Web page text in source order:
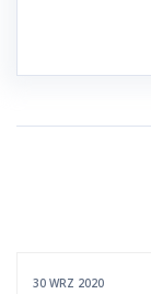
30 WRZ 2020